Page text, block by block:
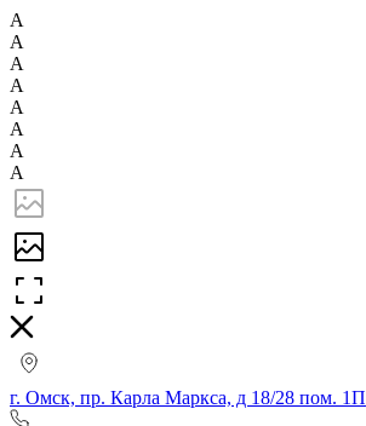
А
А
А
А
А
А
А
А
г. Омск, пр. Карла Маркса, д 18/28 пом. 1П